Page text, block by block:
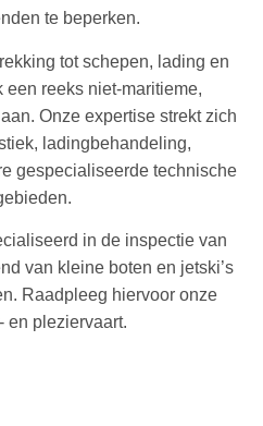
te beperken.
tot schepen, lading en
reeks niet‑maritieme,
Onze expertise strekt zich
ladingbehandeling,
gespecialiseerde technische
in de inspectie van
van kleine boten en jetski’s
Raadpleeg hiervoor onze
en pleziervaart.